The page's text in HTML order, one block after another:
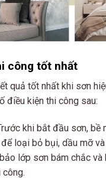
công tốt nhất
quả tốt nhất khi sơn
điều kiện thi công sau:
khi bắt đầu sơn, bề
loại bỏ bụi, dầu mỡ
lớp sơn bám chắc và